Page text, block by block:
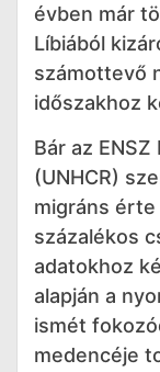
évben már
Líbiából
számottevő
időszakhoz
Bár az
(UNHCR)
migráns
százalékos
adatokhoz
alapján a
ismét
medencéje